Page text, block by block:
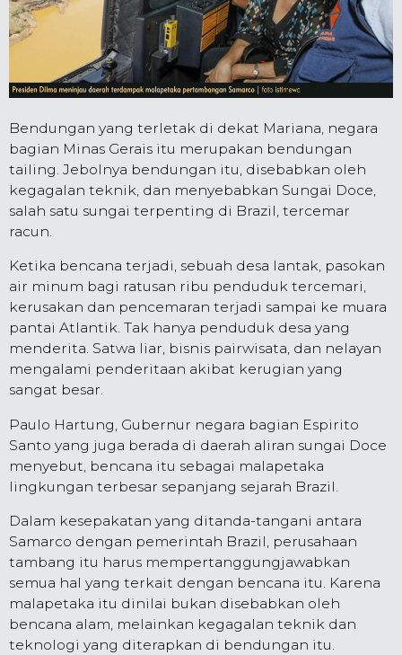
Bendungan yang terletak di dekat Mariana, negara
bagian Minas Gerais itu merupakan bendungan
tailing. Jebolnya bendungan itu, disebabkan oleh
kegagalan teknik, dan menyebabkan Sungai Doce,
salah satu sungai terpenting di Brazil, tercemar
racun.
Ketika bencana terjadi, sebuah desa lantak, pasokan
air minum bagi ratusan ribu penduduk tercemari,
kerusakan dan pencemaran terjadi sampai ke muara
pantai Atlantik. Tak hanya penduduk desa yang
menderita. Satwa liar, bisnis pairwisata, dan nelayan
mengalami penderitaan akibat kerugian yang
sangat besar.
Paulo Hartung, Gubernur negara bagian Espirito
Santo yang juga berada di daerah aliran sungai Doce
menyebut, bencana itu sebagai malapetaka
lingkungan terbesar sepanjang sejarah Brazil.
Dalam kesepakatan yang ditanda-tangani antara
Samarco dengan pemerintah Brazil, perusahaan
tambang itu harus mempertanggungjawabkan
semua hal yang terkait dengan bencana itu. Karena
malapetaka itu dinilai bukan disebabkan oleh
bencana alam, melainkan kegagalan teknik dan
teknologi yang diterapkan di bendungan itu.